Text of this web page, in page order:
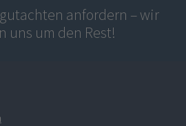
anfordern – wir
uns um den Rest!